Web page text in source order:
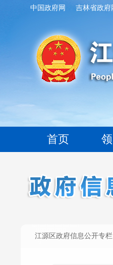
江源区政府信息公开专栏